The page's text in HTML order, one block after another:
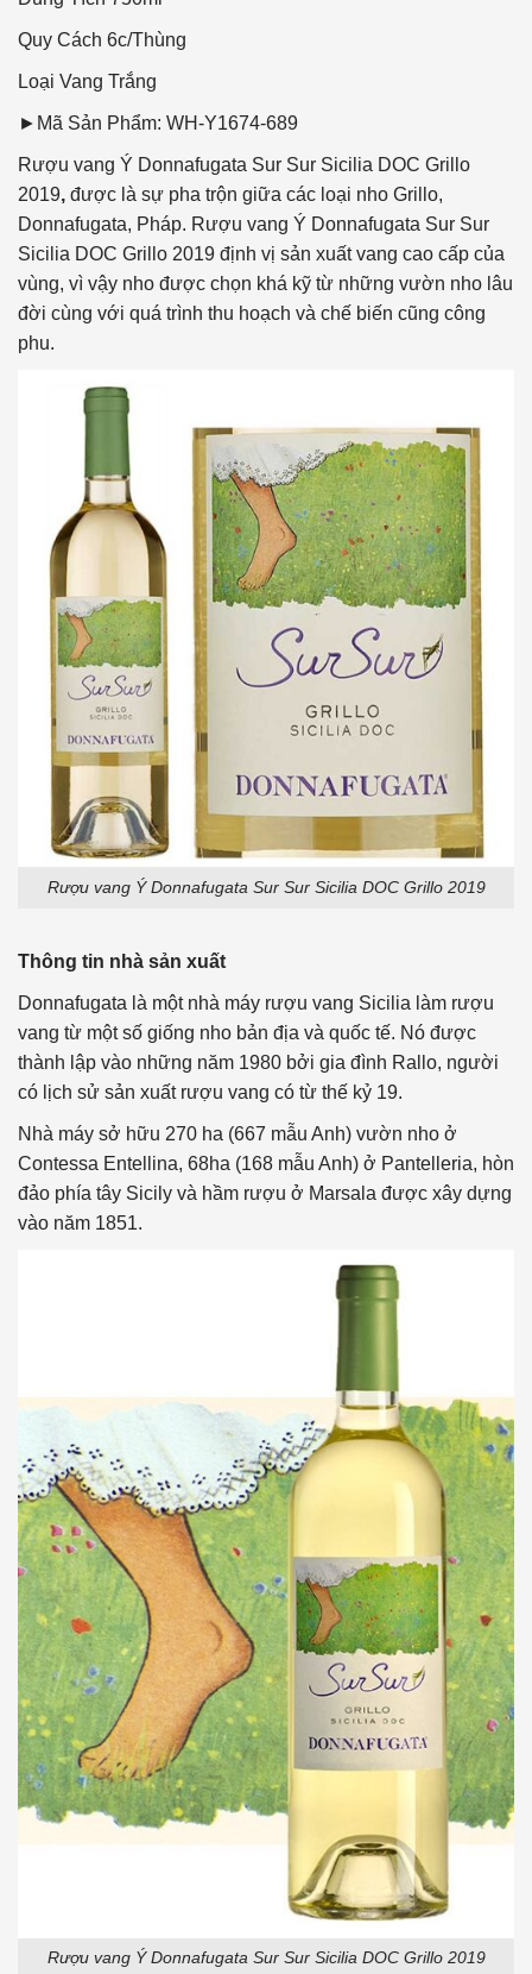
Quy Cách 6c/Thùng
Loại Vang Trắng
►Mã Sản Phẩm: WH-Y1674-689
Rượu vang Ý Donnafugata Sur Sur Sicilia DOC Grillo
2019, được là sự pha trộn giữa các loại nho Grillo,
Donnafugata, Pháp. Rượu vang Ý Donnafugata Sur Sur
Sicilia DOC Grillo 2019 định vị sản xuất vang cao cấp của
vùng, vì vậy nho được chọn khá kỹ từ những vườn nho lâu
đời cùng với quá trình thu hoạch và chế biến cũng công
phu.
Rượu vang Ý Donnafugata Sur Sur Sicilia DOC Grillo 2019
Thông tin nhà sản xuất
Donnafugata là một nhà máy rượu vang Sicilia làm rượu
vang từ một số giống nho bản địa và quốc tế. Nó được
thành lập vào những năm 1980 bởi gia đình Rallo, người
có lịch sử sản xuất rượu vang có từ thế kỷ 19.
Nhà máy sở hữu 270 ha (667 mẫu Anh) vườn nho ở
Contessa Entellina, 68ha (168 mẫu Anh) ở Pantelleria, hòn
đảo phía tây Sicily và hầm rượu ở Marsala được xây dựng
vào năm 1851.
Rượu vang Ý Donnafugata Sur Sur Sicilia DOC Grillo 2019